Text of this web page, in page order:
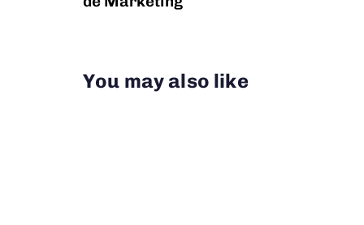
You may also like